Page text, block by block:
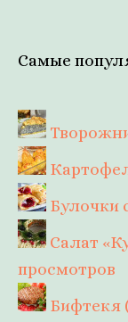
Самые
Булочки
Салат
просмотров
Бифтекя